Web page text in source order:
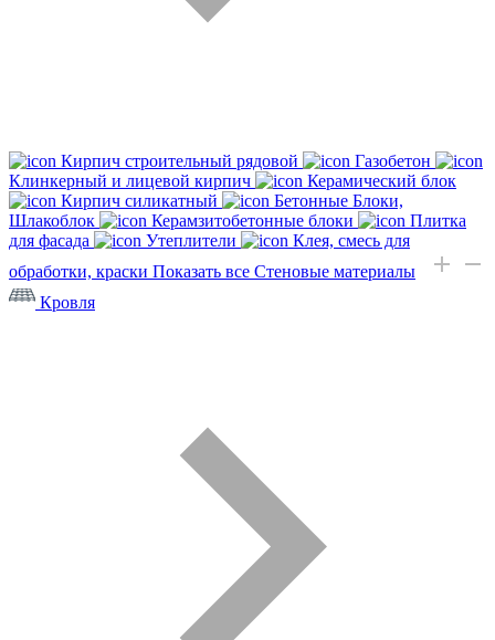
Кирпич строительный рядовой
Газобетон
Клинкерный и лицевой кирпич
Керамический блок
Кирпич силикатный
Бетонные Блоки,
Шлакоблок
Керамзитобетонные блоки
Плитка
для фасада
Утеплители
Клея, смесь для
обработки, краски Показать все Стеновые материалы
Кровля